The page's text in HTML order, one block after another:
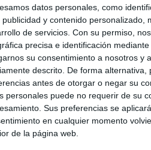
datos personales, como
publicidad y contenido personalizado,
de servicios. Con su permiso,
precisa e identificación
su consentimiento a nosotros y
descrito. De forma
antes de otorgar o negar su
personales puede no requerir de su
Sus preferencias se
en cualquier momento
de la página web.
, Lectoescritura ,LENGUA,
,juegos del lenguaje,